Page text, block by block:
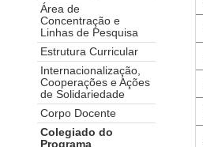
Área de
Concentração e
Linhas de Pesquisa
Estrutura Curricular
Internacionalização,
Cooperações e Ações
de Solidariedade
Corpo Docente
Colegiado do
Programa